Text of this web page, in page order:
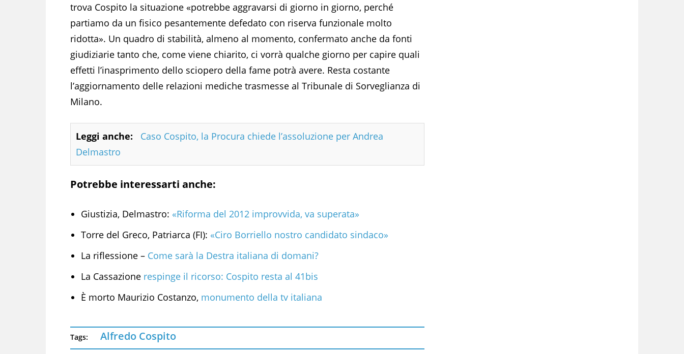
trova Cospito la situazione «potrebbe aggravarsi di giorno in giorno, perché
partiamo da un fisico pesantemente defedato con riserva funzionale molto
ridotta». Un quadro di stabilità, almeno al momento, confermato anche da fonti
giudiziarie tanto che, come viene chiarito, ci vorrà qualche giorno per capire quali
effetti l’inasprimento dello sciopero della fame potrà avere. Resta costante
l’aggiornamento delle relazioni mediche trasmesse al Tribunale di Sorveglianza di
Milano.
Leggi anche:
Caso Cospito, la Procura chiede l’assoluzione per Andrea
Delmastro
Potrebbe interessarti anche:
Giustizia, Delmastro: «Riforma del 2012 improvvida, va superata»
Torre del Greco, Patriarca (FI): «Ciro Borriello nostro candidato sindaco»
La riflessione – Come sarà la Destra italiana di domani?
La Cassazione respinge il ricorso: Cospito resta al 41bis
È morto Maurizio Costanzo, monumento della tv italiana
Tags: Alfredo Cospito